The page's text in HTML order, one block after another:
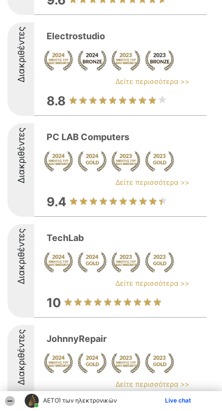
ΑΕΤΟΊ των ηλεκτρονικών Live chat
Διακριθέντες Electrostudio
Δείτε περισσότερα >>
8.8
Διακριθέντες PC LAB Computers
Δείτε περισσότερα >>
9.4
Διακριθέντες TechLab
Δείτε περισσότερα >>
10
Διακριθέντες JohnnyRepair
Δείτε περισσότερα >>
9.8